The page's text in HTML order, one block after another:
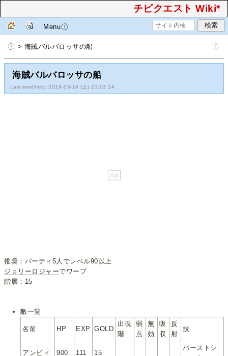
チビクエスト Wiki*
Menu
> 海賊バルバロッサの船
海賊バルバロッサの船
Last-modified: 2019-03-16 (土) 21:03:14
推奨：パーティ5人でレベル90以上
ジョリーロジャーでワープ
階層：15
敵一覧
名前 HP EXP GOLD
出現
階
弱
点
無
効
吸
収
反
射
技
アンビィ 900 111 15
バーストシ